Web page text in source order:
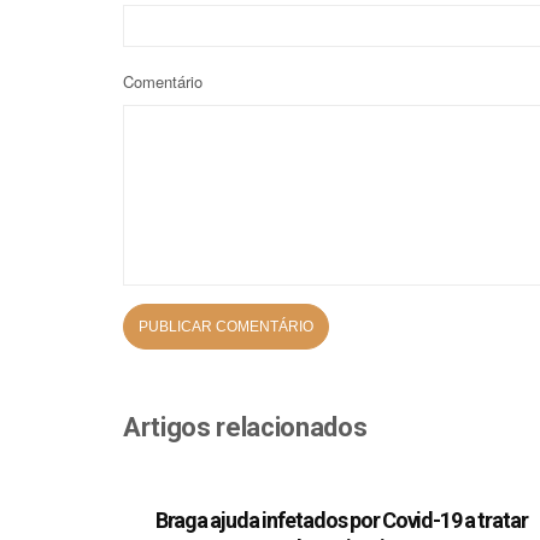
Comentário
Artigos relacionados
Braga ajuda infetados por Covid-19 a tratar